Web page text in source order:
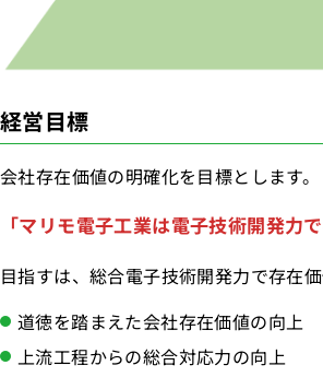
経営目標
会社存在価値の明確化を目標とします。
「マリモ電子工業は電子技術開発力
目指すは、総合電子技術開発力で存在
道徳を踏まえた会社存在価値の向上
上流工程からの総合対応力の向上